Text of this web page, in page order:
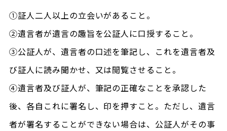
①証人二人以上の立会いがあること。
②遺言者が遺言の趣旨を公証人に口授すること。
③公証人が、遺言者の口述を筆記し、これを遺言者及
び証人に読み聞かせ、又は閲覧させること。
④遺言者及び証人が、筆記の正確なことを承認した
後、各自これに署名し、印を押すこと。ただし、遺言
者が署名することができない場合は、公証人がその事